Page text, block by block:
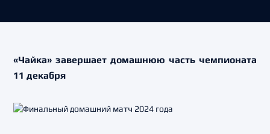
«Чайка» завершает домашнюю часть чемпионата
11 декабря